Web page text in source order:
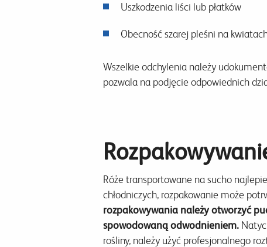
Uszkodzenia liści lub płatków
Obecność szarej pleśni na
Wszelkie odchylenia należy
pozwala na podjęcie odpowiednich
Róże transportowane na sucho
chłodniczych, rozpakowanie może
rozpakowywania należy otworzyć
spowodowaną odwodnieniem.
rośliny, należy użyć profesjonalnego